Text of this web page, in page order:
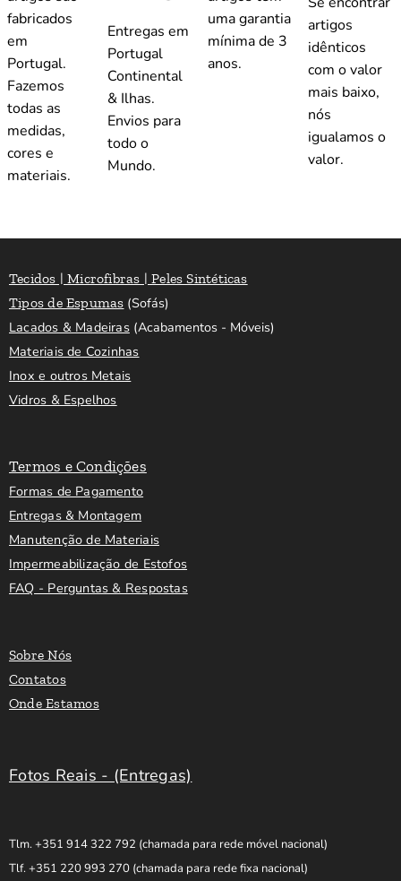
fabricados
em
Portugal.
Fazemos
todas as
medidas,
cores e
materiais.
Entregas em
Portugal
Continental
& Ilhas.
Envios para
todo o
Mundo.
uma garantia
mínima de 3
anos.
artigos
idênticos
com o valor
mais baixo,
nós
igualamos o
valor.
Tecidos | Microfibras | Peles Sintéticas
Tipos de Espumas (Sofás)
Lacados & Madeiras(Acabamentos - Móveis)
Materiais de Cozinhas
Inox e outros Metais
Vidros & Espelhos
Termos e Condições
Formas de Pagamento
Entregas & Montagem
Manutenção de Materiais
Impermeabilização de Estofos
FAQ - Perguntas & Respostas
Sobre Nós
Contatos
Onde Estamos
Fotos Reais - (Entregas)
Tlm. +351 914 322 792 (chamada para rede móvel nacional)
Tlf. +351 220 993 270 (chamada para rede fixa nacional)